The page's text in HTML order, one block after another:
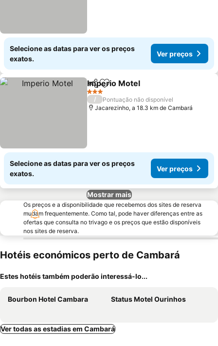
Selecione as datas para ver os preços
exatos.
Ver preços
PartilharAdicionar aos favoritos
Imperio Motel
3 Estrelas
/
Pontuação não disponível
Jacarezinho, a 18.3 km de Cambará
Selecione as datas para ver os preços
exatos.
Ver preços
Mostrar mais
Os preços e a disponibilidade que recebemos dos sites de reserva
mudam frequentemente. Como tal, pode haver diferenças entre as
ofertas que consulta no trivago e os preços que estão disponíveis
nos sites de reserva.
Hotéis económicos perto de Cambará
Estes hotéis também poderão interessá-lo...
Bourbon Hotel Cambara Status Motel Ourinhos
Ver todas as estadias em Cambará